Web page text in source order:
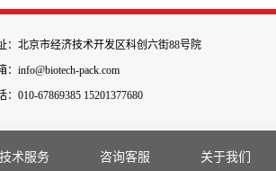
：北京市经济技术开发区科创六街88号院
：info@biotech-pack.com
：010-67869385 15201377680
技术服务 咨询客服 关于我们